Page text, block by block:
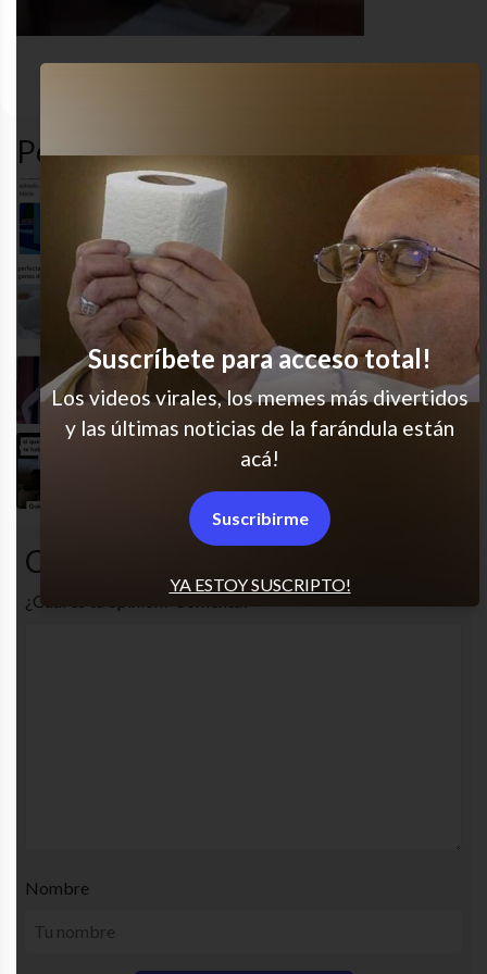
cansado desastre funny
Popular en LVI
Siempre que duermo
Qué horrible
Me van a sacar canas verdes (?
La histeria sin fin, jajajaja
Comentarios
¿Cuál es tu opinión? Comenta!
Nombre
YA ESTOY SUSCRIPTO!
Suscríbete para acceso total!
Los videos virales, los memes más divertidos
y las últimas noticias de la farándula están
acá!
Suscribirme